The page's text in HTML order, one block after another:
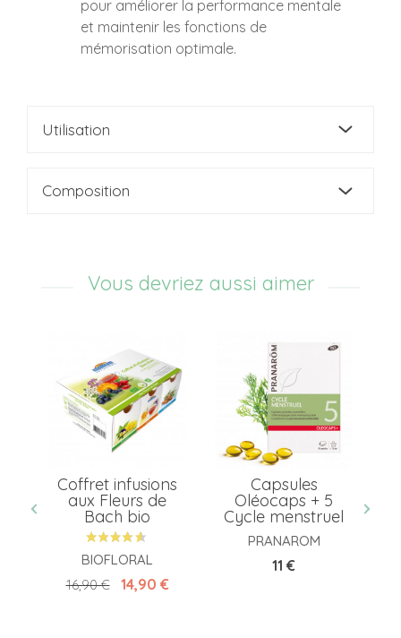
pour améliorer la performance mentale
et maintenir les fonctions de
mémorisation optimale.
Utilisation
Composition
Vous devriez aussi aimer
Coffret infusions
aux Fleurs de
Bach bio
BIOFLORAL
Prix de base
16,90 € Prix
14,90 €
Capsules
Oléocaps + 5
Cycle menstruel
PRANAROM
Prix
11 €